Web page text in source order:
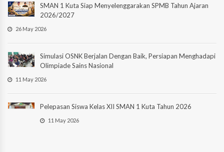
SMAN 1 Kuta Siap Menyelenggarakan SPMB Tahun Ajaran
2026/2027
26 May 2026
Simulasi OSNK Berjalan Dengan Baik, Persiapan Menghadapi
Olimpiade Sains Nasional
11 May 2026
Pelepasan Siswa Kelas XII SMAN 1 Kuta Tahun 2026
11 May 2026